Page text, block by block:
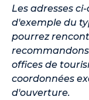
Les adresses
d'exemple du
pourrez
offices de
coordonnées
d'ouverture.